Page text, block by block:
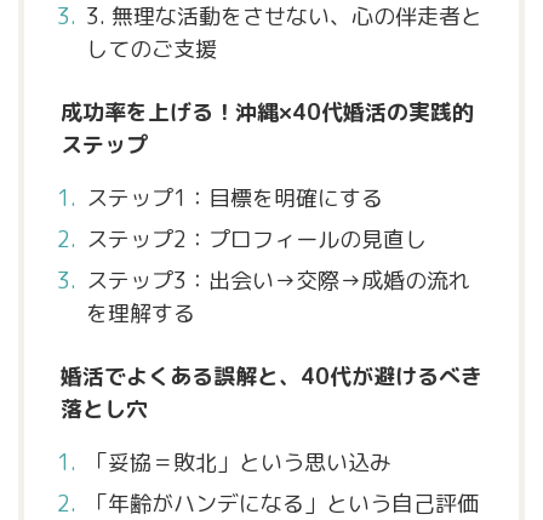
3. 無理な活動をさせない、心の伴走者と
してのご支援
成功率を上げる！沖縄×40代婚活の実践的
ステップ
ステップ1：目標を明確にする
ステップ2：プロフィールの見直し
ステップ3：出会い→交際→成婚の流れ
を理解する
婚活でよくある誤解と、40代が避けるべき
落とし穴
「妥協＝敗北」という思い込み
「年齢がハンデになる」という自己評価